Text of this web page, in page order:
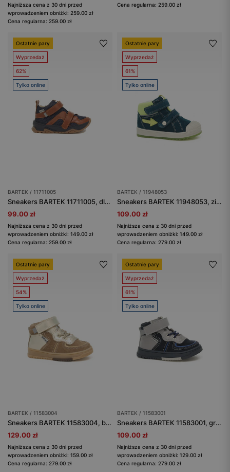
Najniższa cena z 30 dni przed
wprowadzeniem obniżki: 259.00 zł
Cena regularna: 259.00 zł
Cena regularna: 259.00 zł
Ostatnie pary
Wyprzedaż
62%
Tylko online
BARTEK / 11711005
Sneakers BARTEK 11711005, dla chłopców, granatowo-brązowy
99.00 zł
Najniższa cena z 30 dni przed
wprowadzeniem obniżki: 149.00 zł
Cena regularna: 259.00 zł
Ostatnie pary
Wyprzedaż
61%
Tylko online
BARTEK / 11948053
Sneakers BARTEK 11948053, zielony
109.00 zł
Najniższa cena z 30 dni przed
wprowadzeniem obniżki: 149.00 zł
Cena regularna: 279.00 zł
Ostatnie pary
Wyprzedaż
54%
Tylko online
BARTEK / 11583004
Sneakers BARTEK 11583004, beżowo-złoty
129.00 zł
Najniższa cena z 30 dni przed
wprowadzeniem obniżki: 159.00 zł
Cena regularna: 279.00 zł
Ostatnie pary
Wyprzedaż
61%
Tylko online
BARTEK / 11583001
Sneakers BARTEK 11583001, granatowo-szary
109.00 zł
Najniższa cena z 30 dni przed
wprowadzeniem obniżki: 129.00 zł
Cena regularna: 279.00 zł